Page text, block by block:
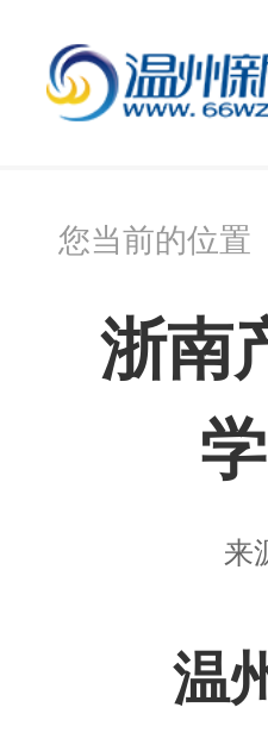
您当前的位置
浙南
来
温